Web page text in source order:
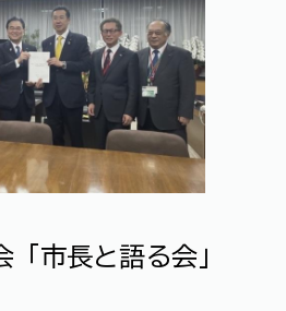
「市長と語る会」